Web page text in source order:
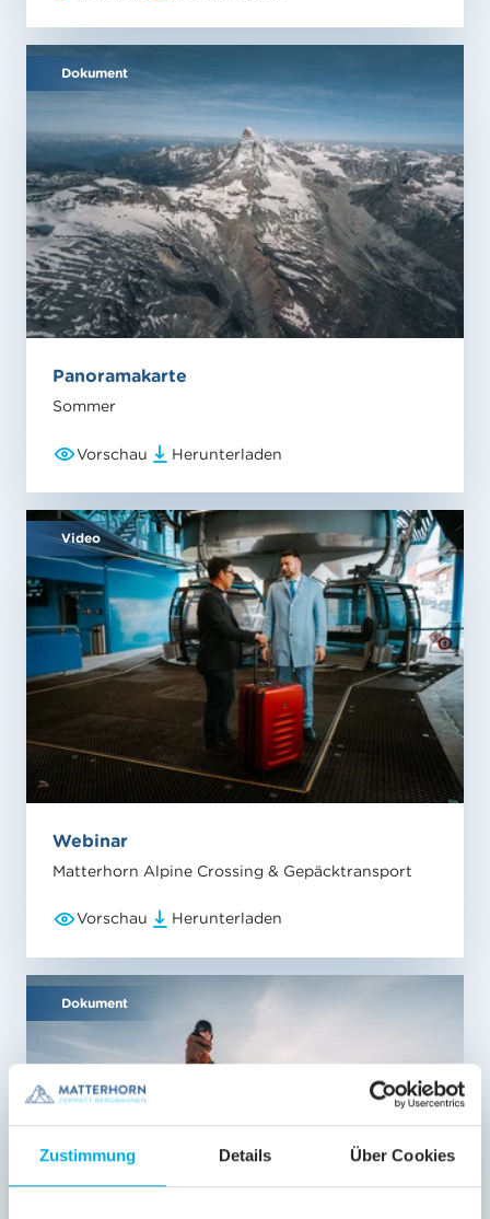
Zustimmung Details Über Cookies
Dokument
Panoramakarte
Sommer
Vorschau Herunterladen
Video
Webinar
Matterhorn Alpine Crossing & Gepäcktransport
Vorschau Herunterladen
Dokument